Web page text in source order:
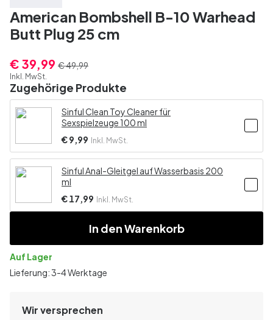
American Bombshell B-10 Warhead
Butt Plug 25 cm
€ 39,99 € 49,99
Inkl. MwSt.
Zugehörige Produkte
Sinful Clean Toy Cleaner für
Sexspielzeuge 100 ml
€ 9,99 Inkl. MwSt.
Sinful Anal-Gleitgel auf Wasserbasis 200
ml
€ 17,99 Inkl. MwSt.
In den Warenkorb
Auf Lager
Lieferung: 3-4 Werktage
Wir versprechen